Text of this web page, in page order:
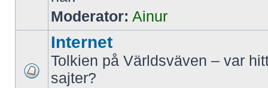
Moderator: Ainur
Internet
Tolkien på Världsväven – var
sajter?